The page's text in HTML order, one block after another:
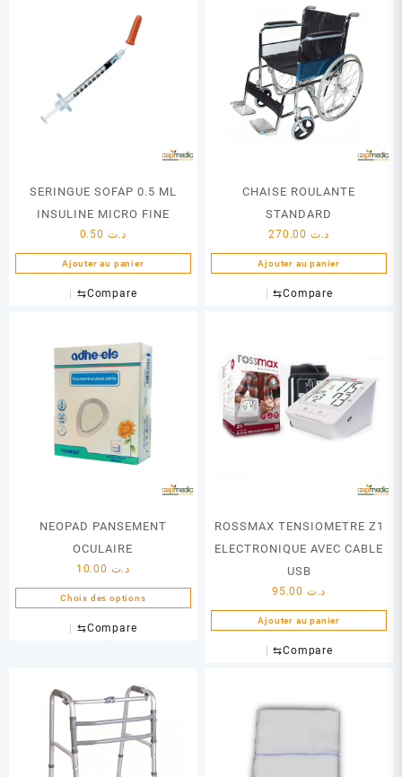
variations.
options
du
produit
SERINGUE SOFAP 0.5 ML
INSULINE MICRO FINE
د.ت
Ajouter au panier
⇆Compare
CHAISE ROULANTE
STANDARD
د.ت
Ajouter au panier
⇆Compare
NEOPAD PANSEMENT
OCULAIRE
د.ت
Choix des options
produit
variations.
options
peuvent
être
⇆Compare
ROSSMAX TENSIOMETRE Z1
ELECTRONIQUE AVEC CABLE
USB
د.ت
Ajouter au panier
⇆Compare